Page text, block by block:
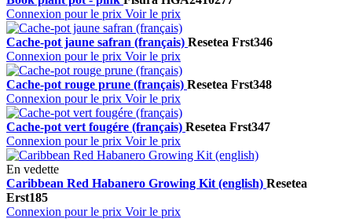
Connexion pour le prix Voir le prix
Cache-pot jaune safran (français) Resetea Frst346
Connexion pour le prix Voir le prix
Cache-pot rouge prune (français) Resetea Frst348
Connexion pour le prix Voir le prix
Cache-pot vert fougére (français) Resetea Frst347
Connexion pour le prix Voir le prix
En vedette
Caribbean Red Habanero Growing Kit (english) Resetea
Erst185
Connexion pour le prix Voir le prix